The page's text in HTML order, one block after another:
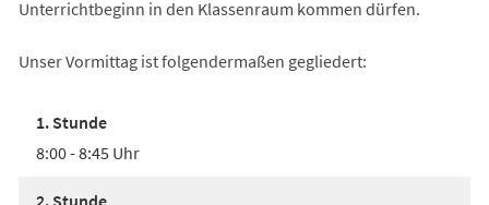
Unterrichtbeginn in den Klassenraum kommen dürfen.
Unser Vormittag ist folgendermaßen gegliedert:
1. Stunde
8:00 - 8:45 Uhr
2. Stunde